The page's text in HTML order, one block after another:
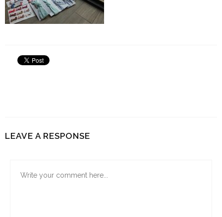
LEAVE A RESPONSE